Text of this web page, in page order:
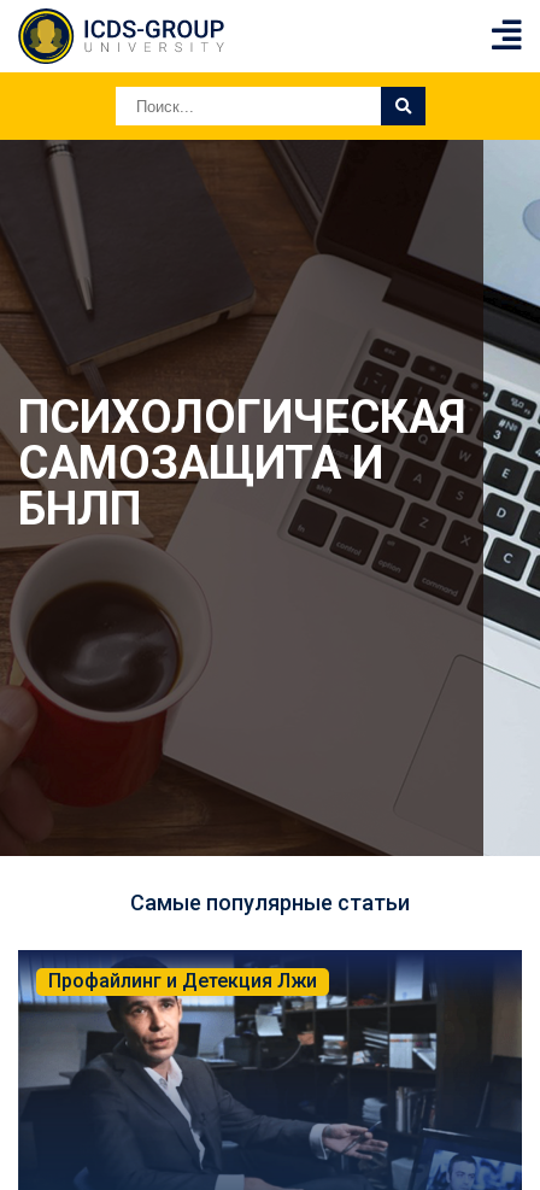
ПСИХОЛОГИЧЕСКАЯ
САМОЗАЩИТА И
БНЛП
Самые популярные статьи
Профайлинг и Детекция Лжи